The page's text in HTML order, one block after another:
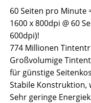
60 Seiten pro Minute
1600 x 800dpi @ 60
600dpi)!
774 Millionen
Großvolumige
für günstige
Stabile Konstruktion,
Sehr geringe